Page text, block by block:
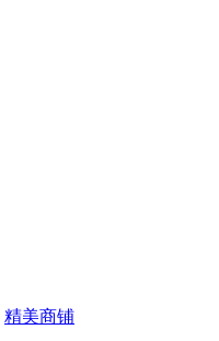
精美商铺